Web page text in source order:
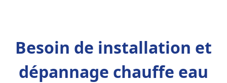
Besoin de installation et
dépannage chauffe eau